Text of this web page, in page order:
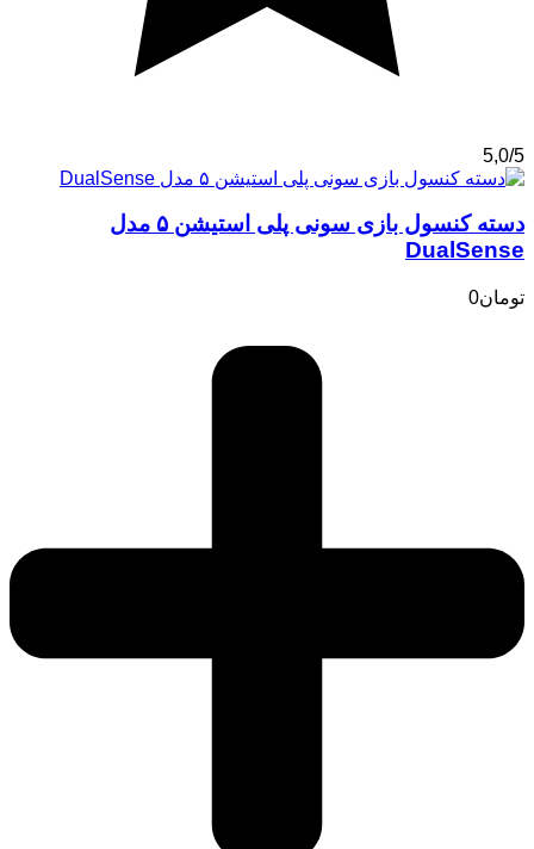
5,0/5
دسته کنسول بازی سونی پلی استیشن ۵ مدل
DualSense
تومان0